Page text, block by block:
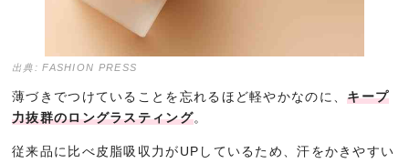
出典: FASHION PRESS
薄づきでつけていることを忘れるほど軽やかなのに、キープ
力抜群のロングラスティング。
従来品に比べ皮脂吸収力がUPしているため、汗をかきやすい